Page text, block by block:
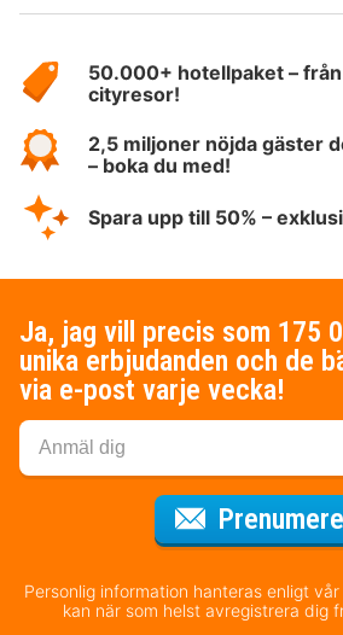
HotelSpecials50.000+ hotellpaket –
cityresor!
2,5 miljoner nöjda gäster
– boka du med!
Spara upp till 50% –
Ja, jag vill precis som 175
unika erbjudanden och de
via e-post varje vecka!
Personlig information hanteras enligt vår
kan när som helst avregistrera dig